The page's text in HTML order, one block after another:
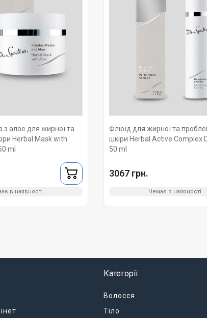
з алое для жирної та
Herbal Mask with
ml
в наявності
Флюїд для жирної та
шкіри Herbal Active Complex
50 ml
3067 грн.
Немає в наявності
Категорії
Волосся
Тіло